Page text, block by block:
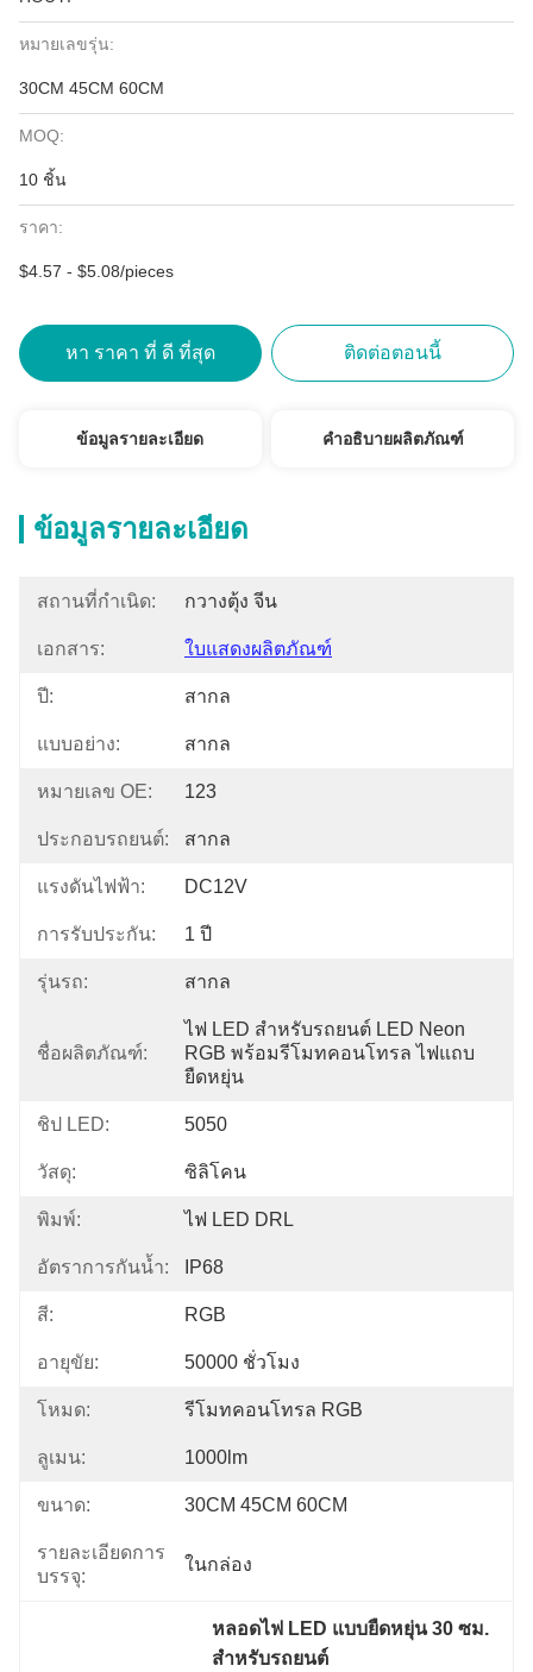
หมายเลขรุ่น:
30CM 45CM 60CM
MOQ:
10 ชิ้น
ราคา:
$4.57 - $5.08/pieces
หา ราคา ที่ ดี ที่สุด ติดต่อตอนนี้
ข้อมูลรายละเอียด คำอธิบายผลิตภัณฑ์
ข้อมูลรายละเอียด
สถานที่กำเนิด: กวางตุ้ง จีน
เอกสาร: ใบแสดงผลิตภัณฑ์
ปี: สากล
แบบอย่าง: สากล
หมายเลข OE: 123
ประกอบรถยนต์: สากล
แรงดันไฟฟ้า: DC12V
การรับประกัน: 1 ปี
รุ่นรถ: สากล
ชื่อผลิตภัณฑ์:
ไฟ LED สำหรับรถยนต์ LED Neon
RGB พร้อมรีโมทคอนโทรล ไฟแถบ
ยืดหยุ่น
ชิป LED: 5050
วัสดุ: ซิลิโคน
พิมพ์: ไฟ LED DRL
อัตราการกันน้ำ: IP68
สี: RGB
อายุขัย: 50000 ชั่วโมง
โหมด: รีโมทคอนโทรล RGB
ลูเมน: 1000lm
ขนาด: 30CM 45CM 60CM
รายละเอียดการ
บรรจุ:
ในกล่อง
หลอดไฟ LED แบบยืดหยุ่น 30 ซม.
สำหรับรถยนต์